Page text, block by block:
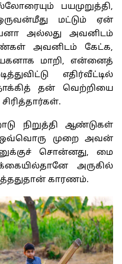
பயமுறுத்தி,
மட்டும் ஏன்
அல்லது அவனிடம்
அவனிடம் கேட்க,
மாறி, என்னைத்
எதிர்வீட்டில்
தன் வெற்றியை
நிறுத்தி ஆண்டுகள்
ஒவ்வொரு முறை அவன்
சொன்னது, மை
அருகில்
காரணம்.